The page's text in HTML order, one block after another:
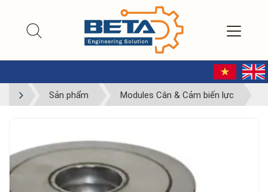
Sản phẩm Modules Cân & Cảm biến lực